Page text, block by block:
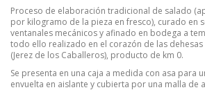
Proceso de elaboración tradicional de salado
por kilogramo de la pieza en fresco), curado en
ventanales mecánicos y afinado en bodega a
todo ello realizado en el corazón de las
(Jerez de los Caballeros), producto de km 0.
Se presenta en una caja a medida con asa para
envuelta en aislante y cubierta por una malla de